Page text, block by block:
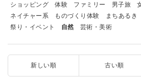
ショッピング 体験 ファミリー 男子旅
ネイチャー系
ものづくり体験 まちあるき
祭り・イベント
自然 芸術・美術
新しい順 古い順